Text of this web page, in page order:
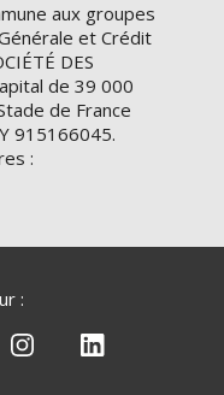
aux groupes
et Crédit
DES
de 39 000
de France
915166045.
:
: